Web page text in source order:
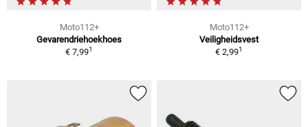
Moto112+
Gevarendriehoekhoes
€ 7,991
Moto112+
Veiligheidsvest
€ 2,991